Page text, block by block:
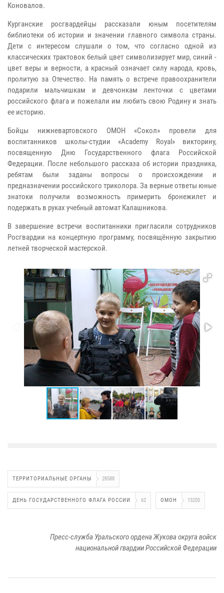
Коновалов.
Курганские росгвардейцы рассказали юным посетителям
библиотеки об истории и значении главного символа страны.
Дети с интересом слушали о том, что согласно одной из
классических трактовок белый цвет символизирует мир, синий -
цвет веры и верности, а красный означает силу народа, кровь,
пролитую за Отечество. На память о встрече правоохранители
подарили мальчишкам и девчонкам ленточки с цветами
российского флага и пожелали им любить свою Родину и знать
ее историю.
Бойцы нижневартовского ОМОН «Сокол» провели для
воспитанников школы-студии «Academy Royal» викторину,
посвященную Дню Государственного флага Российской
Федерации. После небольшого рассказа об истории праздника,
ребятам были заданы вопросы о происхождении и
предназначении российского триколора. За верные ответы юные
знатоки получили возможность примерить бронежилет и
подержать в руках учебный автомат Калашникова.
В завершение встречи воспитанники пригласили сотрудников
Росгвардии на концертную программу, посвящённую закрытию
летней творческой мастерской.
ТЕРРИТОРИАЛЬНЫЕ ОРГАНЫ 28588
ДЕНЬ ГОСУДАРСТВЕННОГО ФЛАГА РОССИИ 62 ОМОН 13205
Пресс-служба Уральского ордена Жукова округа войск
национальной гвардии Российской Федерации